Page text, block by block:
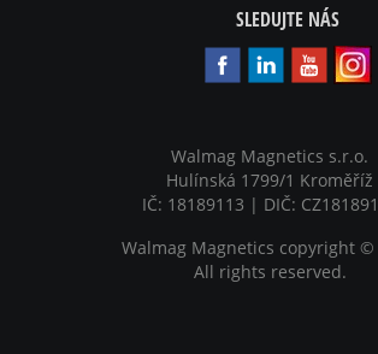
SLEDUJTE NÁS
Walmag Magnetics s.r.o.
Hulínská 1799/1 Kroměříž
IČ: 18189113 | DIČ:
Walmag Magnetics copyright ©
All rights reserved.